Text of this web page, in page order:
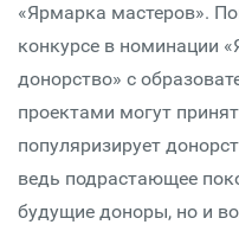
«Ярмарка мастеров».
конкурсе в номинации
донорство» с
проектами могут
популяризирует
ведь подрастающее
будущие доноры, но и